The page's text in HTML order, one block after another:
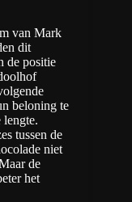
van Mark
dit
de positie
beloning te
lengte.
tussen de
niet
de
het